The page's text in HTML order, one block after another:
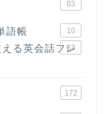
83
語帳 10
る英会話フレ
63
172